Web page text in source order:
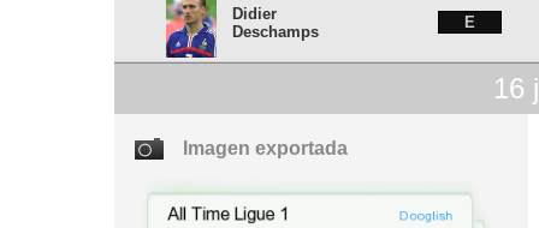
Didier
Deschamps
E
16
Imagen exportada